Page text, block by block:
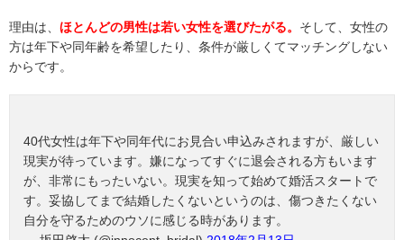
理由は、 ほとんどの男性は若い女性を選びたがる。 そして、女性の
方は年下や同年齢を希望したり、条件が厳しくてマッチングしない
からです。
40代女性は年下や同年代にお見合い申込みされますが、厳しい
現実が待っています。嫌になってすぐに退会される方もいます
が、非常にもったいない。現実を知って始めて婚活スタートで
す。妥協してまで結婚したくないというのは、傷つきたくない
自分を守るためのウソに感じる時があります。